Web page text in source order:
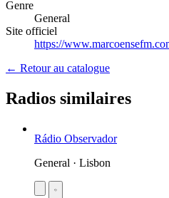
Genre
General
Site officiel
https://
← Retour au catalogue
Radios similaires
Rádio Observador
General · Lisbon